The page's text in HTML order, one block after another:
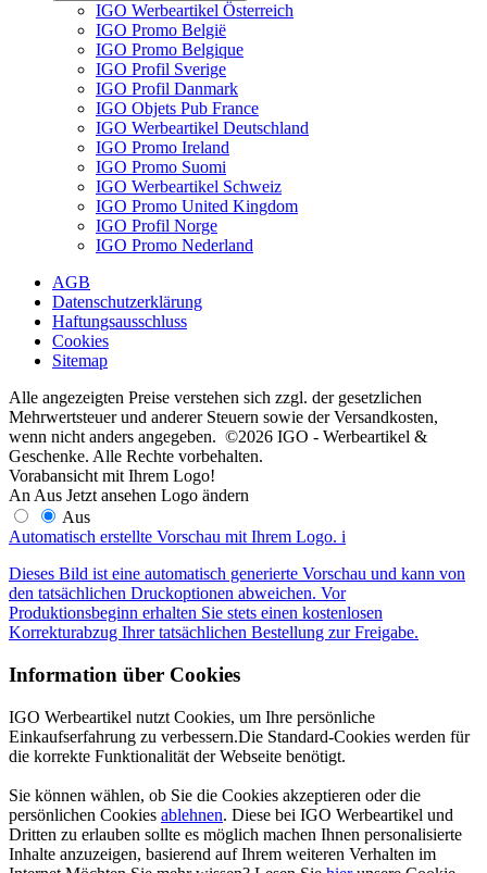
IGO Werbeartikel Österreich
IGO Promo België
IGO Promo Belgique
IGO Profil Sverige
IGO Profil Danmark
IGO Objets Pub France
IGO Werbeartikel Deutschland
IGO Promo Ireland
IGO Promo Suomi
IGO Werbeartikel Schweiz
IGO Promo United Kingdom
IGO Profil Norge
IGO Promo Nederland
AGB
Datenschutzerklärung
Haftungsausschluss
Cookies
Sitemap
Alle angezeigten Preise verstehen sich zzgl. der gesetzlichen
Mehrwertsteuer und anderer Steuern sowie der Versandkosten,
wenn nicht anders angegeben. ©2026 IGO - Werbeartikel &
Geschenke. Alle Rechte vorbehalten.
Vorabansicht mit Ihrem Logo!
An Aus Jetzt ansehen Logo ändern
Aus
Automatisch erstellte Vorschau mit Ihrem Logo. i
Dieses Bild ist eine automatisch generierte Vorschau und kann von
den tatsächlichen Druckoptionen abweichen. Vor
Produktionsbeginn erhalten Sie stets einen kostenlosen
Korrekturabzug Ihrer tatsächlichen Bestellung zur Freigabe.
Information über Cookies
IGO Werbeartikel nutzt Cookies, um Ihre persönliche
Einkaufserfahrung zu verbessern.Die Standard-Cookies werden für
die korrekte Funktionalität der Webseite benötigt.
Sie können wählen, ob Sie die Cookies akzeptieren oder die
persönlichen Cookies ablehnen. Diese bei IGO Werbeartikel und
Dritten zu erlauben sollte es möglich machen Ihnen personalisierte
Inhalte anzuzeigen, basierend auf Ihrem weiteren Verhalten im